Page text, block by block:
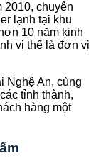
2010, chuyên
lạnh tại khu
10 năm kinh
vị thế là đơn vị
Nghệ An, cùng
tỉnh thành,
hàng một